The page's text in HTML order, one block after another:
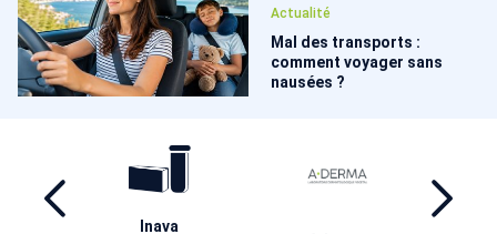
Actualité
Mal des transports :
comment voyager sans
nausées ?
Inava